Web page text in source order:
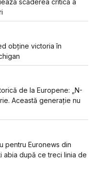
scăderea critică a
obține victoria în
de la Europene: „N-
Această generație nu
pentru Euronews din
abia după ce treci linia de